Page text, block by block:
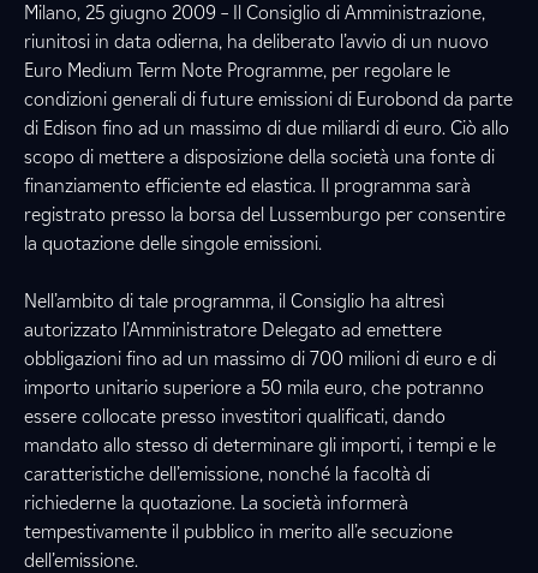
Milano, 25 giugno 2009 – Il Consiglio di Amministrazione,
riunitosi in data odierna, ha deliberato l’avvio di un nuovo
Euro Medium Term Note Programme, per regolare le
condizioni generali di future emissioni di Eurobond da parte
di Edison fino ad un massimo di due miliardi di euro. Ciò allo
scopo di mettere a disposizione della società una fonte di
finanziamento efficiente ed elastica. Il programma sarà
registrato presso la borsa del Lussemburgo per consentire
la quotazione delle singole emissioni.
Nell’ambito di tale programma, il Consiglio ha altresì
autorizzato l’Amministratore Delegato ad emettere
obbligazioni fino ad un massimo di 700 milioni di euro e di
importo unitario superiore a 50 mila euro, che potranno
essere collocate presso investitori qualificati, dando
mandato allo stesso di determinare gli importi, i tempi e le
caratteristiche dell’emissione, nonché la facoltà di
richiederne la quotazione. La società informerà
tempestivamente il pubblico in merito all’e secuzione
dell’emissione.